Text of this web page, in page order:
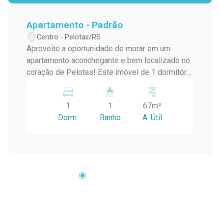
Apartamento - Padrão
Centro - Pelotas/RS
Aproveite a oportunidade de morar em um
apartamento aconchegante e bem localizado no
coração de Pelotas! Este imóvel de 1 dormitório
ambientes amplos e arejados, ideais para quem
busca conforto e praticidade. Características do
Apartamento: - 1 Dormitório: Espaçoso e
confraternização ainda mais especiais. -
1
Dorm.
1
Banho
67m²
A. Útil